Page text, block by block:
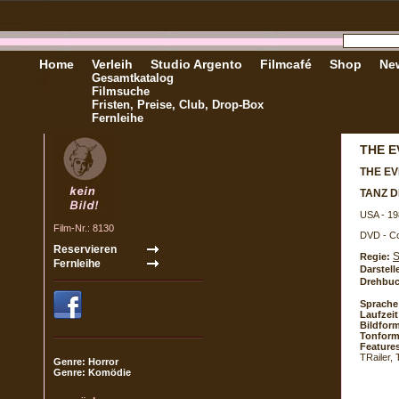
Home Verleih
Gesamtkatalog
Filmsuche
Fristen, Preise, Club, Drop-Box
Fernleihe
Studio Argento Filmcafé Shop
Film-Nr.: 8130
Genre: Horror
Genre: Komödie
THE
THE
TANZ
USA -
DVD -
Regie:
TRailer,